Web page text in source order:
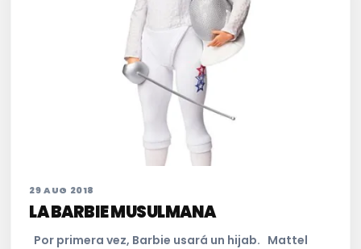
29 AUG 2018
LA BARBIE MUSULMANA
Por primera vez, Barbie usará un hijab. Mattel